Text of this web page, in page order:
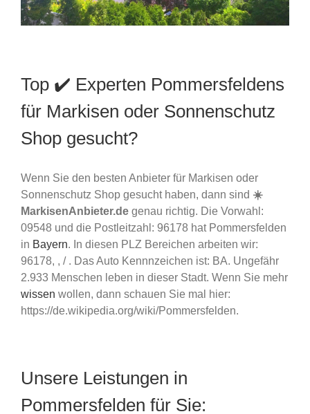
Top ✔️ Experten Pommersfeldens
für Markisen oder Sonnenschutz
Shop gesucht?
Wenn Sie den besten Anbieter für Markisen oder
Sonnenschutz Shop gesucht haben, dann sind ☀️
MarkisenAnbieter.de genau richtig. Die Vorwahl:
09548 und die Postleitzahl: 96178 hat Pommersfelden
in Bayern. In diesen PLZ Bereichen arbeiten wir:
96178, , / . Das Auto Kennnzeichen ist: BA. Ungefähr
2.933 Menschen leben in dieser Stadt. Wenn Sie mehr
wissen wollen, dann schauen Sie mal hier:
https://de.wikipedia.org/wiki/Pommersfelden.
Unsere Leistungen in
Pommersfelden für Sie: